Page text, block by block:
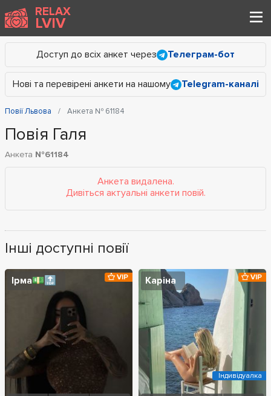
RELAX
LVIV
Доступ до всіх анкет через Телеграм-бот
Нові та перевірені анкети на нашому Telegram-каналі
Повії Львова Анкета № 61184
Повія Галя
Анкета №61184
Анкета видалена.
Дивіться актуальні анкети повій.
Інші доступні повії
Ірма💵🔝 VIP Каріна VIP
Індивідуалка